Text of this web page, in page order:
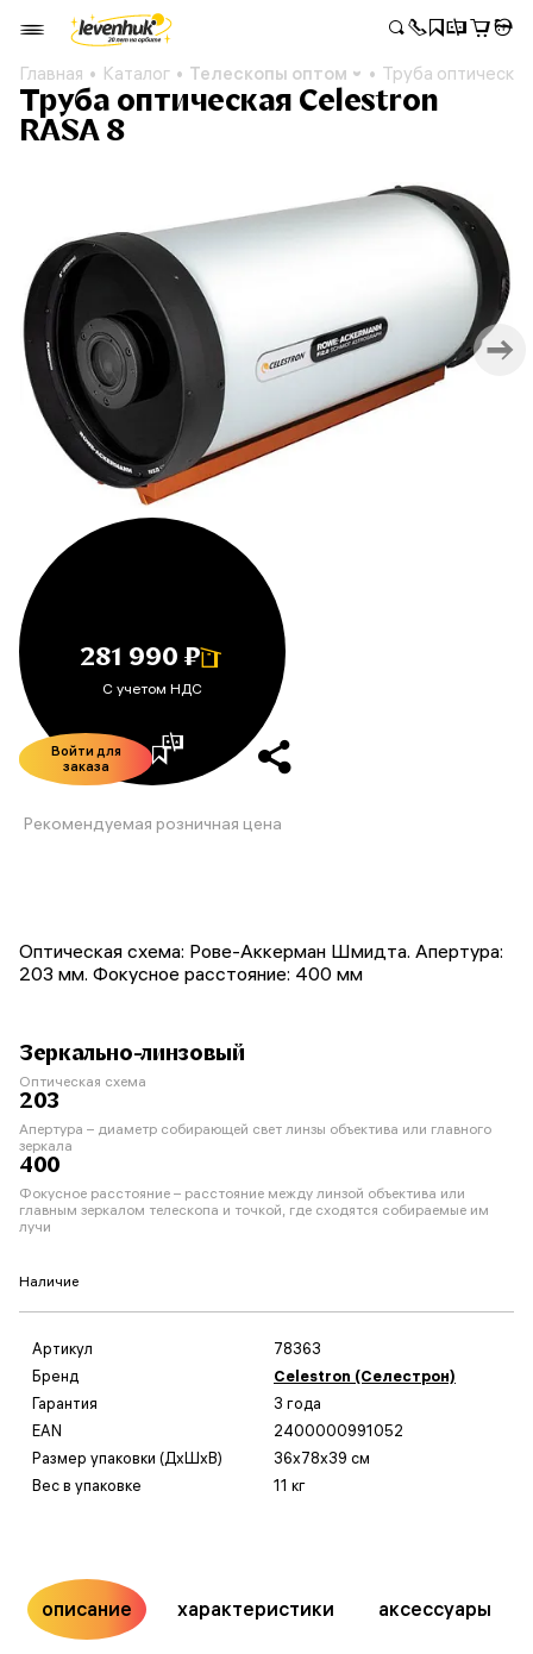
Главная Каталог Телескопы оптом Труба
Труба оптическая Celestron
RASA 8
281 990 ₽
С учетом НДС
Войти для
заказа
Рекомендуемая розничная цена
Оптическая схема: Рове-Аккерман Шмидта. Апертура:
203 мм. Фокусное расстояние: 400 мм
Зеркально-линзовый
Оптическая схема
203
Апертура – диаметр собирающей свет линзы объектива или главного
зеркала
400
Фокусное расстояние – расстояние между линзой объектива или
главным зеркалом телескопа и точкой, где сходятся собираемые им
лучи
Наличие
Артикул
78363
Бренд
Celestron (Селестрон)
Гарантия
3 года
EAN
2400000991052
Размер упаковки (ДxШxВ)
36x78x39 см
Вес в упаковке
11 кг
описание характеристики аксессуары